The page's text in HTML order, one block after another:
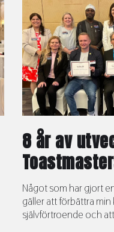
8 år av
Något som har gjort
gäller att förbättra
självförtroende och